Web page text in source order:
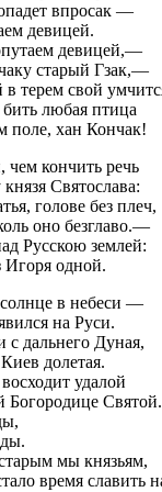
впросак —
девицей.
девицей,—
старый Гзак,—
терем свой
любая птица
поле, хан Кончак!
чем кончить речь
Святослава:
голове без плеч,
оно безглаво.—
Русскою землей:
Игоря одной.
в небеси —
на Руси.
с дальнего Дуная,
долетая.
удалой
Святой.
мы князьям,
время славить